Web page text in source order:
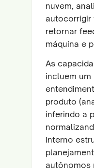
nuvem,
autocorrigir
retornar
máquina e
As
incluem um
produto
inferindo a
interno
autônomos